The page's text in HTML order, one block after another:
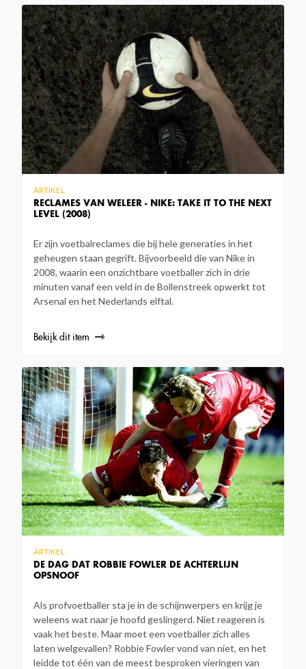
RECLAMES VAN WELEER - NIKE: TAKE IT TO THE NEXT
LEVEL (2008)
ARTIKEL
Er zijn voetbalreclames die bij hele generaties in het
geheugen staan gegrift. Bijvoorbeeld die van Nike in
2008, waarin een onzichtbare voetballer zich in drie
minuten vanaf een veld in de Bollenstreek opwerkt tot
Arsenal en het Nederlands elftal.
Bekijk dit item
DE DAG DAT ROBBIE FOWLER DE ACHTERLIJN
OPSNOOF
ARTIKEL
Als profvoetballer sta je in de schijnwerpers en krijg je
weleens wat naar je hoofd geslingerd. Niet reageren is
vaak het beste. Maar moet een voetballer zich alles
laten welgevallen? Robbie Fowler vond van niet, en het
leidde tot één van de meest besproken vieringen van